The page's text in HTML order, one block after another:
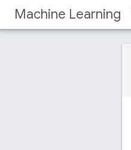
Machine Learning